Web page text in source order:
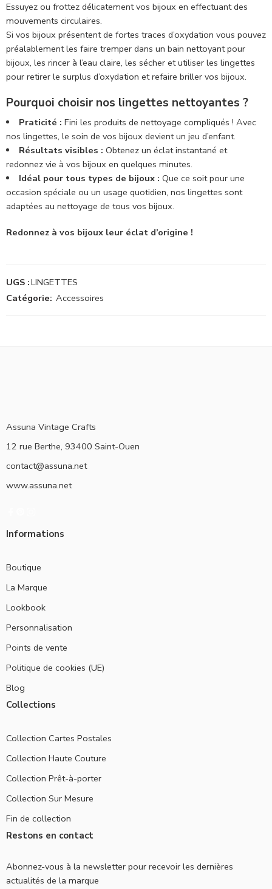
Essuyez ou frottez délicatement vos bijoux en effectuant des
mouvements circulaires.
Si vos bijoux présentent de fortes traces d’oxydation vous pouvez
préalablement les faire tremper dans un bain nettoyant pour
bijoux, les rincer à l’eau claire, les sécher et utiliser les lingettes
pour retirer le surplus d’oxydation et refaire briller vos bijoux.
Pourquoi choisir nos lingettes nettoyantes ?
Praticité : Fini les produits de nettoyage compliqués ! Avec
nos lingettes, le soin de vos bijoux devient un jeu d’enfant.
Résultats visibles : Obtenez un éclat instantané et
redonnez vie à vos bijoux en quelques minutes.
Idéal pour tous types de bijoux : Que ce soit pour une
occasion spéciale ou un usage quotidien, nos lingettes sont
adaptées au nettoyage de tous vos bijoux.
Redonnez à vos bijoux leur éclat d’origine !
UGS :LINGETTES
Catégorie: Accessoires
Assuna Vintage Crafts
12 rue Berthe, 93400 Saint-Ouen
contact@assuna.net
www.assuna.net
Informations
Boutique
La Marque
Lookbook
Personnalisation
Points de vente
Politique de cookies (UE)
Blog
Collections
Collection Cartes Postales
Collection Haute Couture
Collection Prêt-à-porter
Collection Sur Mesure
Fin de collection
Restons en contact
Abonnez-vous à la newsletter pour recevoir les dernières
actualités de la marque